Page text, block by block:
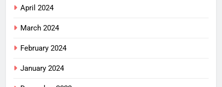
April 2024
March 2024
February 2024
January 2024